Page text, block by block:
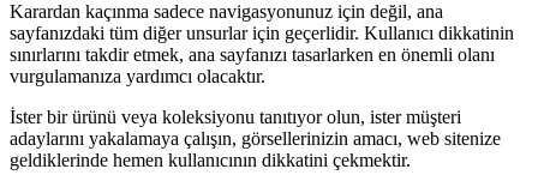
Karardan kaçınma sadece navigasyonunuz için değil, ana
sayfanızdaki tüm diğer unsurlar için geçerlidir. Kullanıcı dikkatinin
sınırlarını takdir etmek, ana sayfanızı tasarlarken en önemli olanı
vurgulamanıza yardımcı olacaktır.
İster bir ürünü veya koleksiyonu tanıtıyor olun, ister müşteri
adaylarını yakalamaya çalışın, görsellerinizin amacı, web sitenize
geldiklerinde hemen kullanıcının dikkatini çekmektir.